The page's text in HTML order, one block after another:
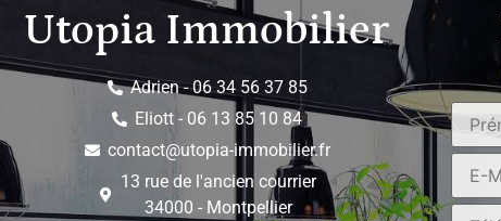
Utopia Immobilier
Adrien - 06 34 56 37 85
Eliott - 06 13 85 10 84
contact@utopia-immobilier.fr
13 rue de l'ancien courrier
34000 - Montpellier